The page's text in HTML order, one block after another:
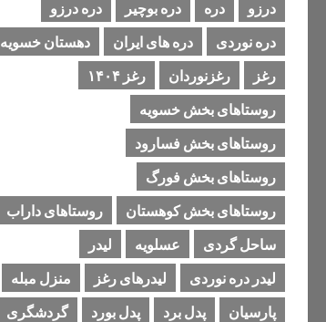
درزو
دره دره بوچیر
دره درزو
دره نوردی
دره های ایران
دهستان خسویه
رغز
رغزنوردان
رغز ۱۴۰۴
روستاهای بخش خسویه
روستاهای بخش فسارود
روستاهای بخش فورگ
روستاهای بخش کوهستان
روستاهای داراب
ساحل گردی
عسلویه
لیدر
لیدر دره نوردی
لیدرهای رغز
منزل مبله
پارسیان
پدل برد پدل بورد
گردشگری